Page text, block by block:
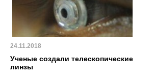
24.11.2018
Ученые создали телескопические
линзы